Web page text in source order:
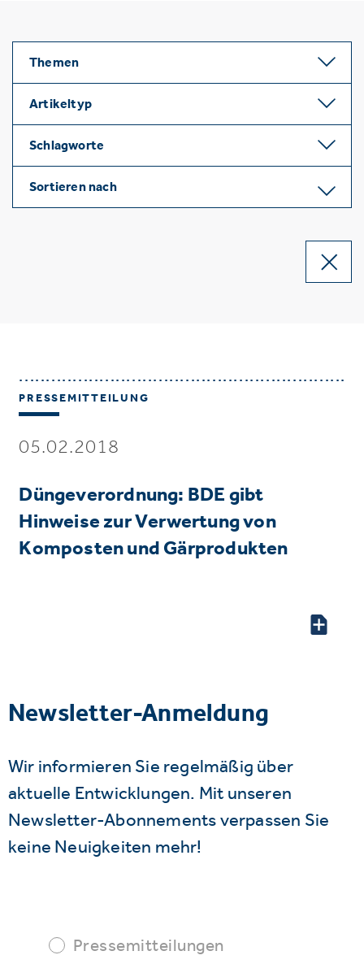
Themen
Artikeltyp
Schlagworte
Sortieren nach
PRESSEMITTEILUNG
05.02.2018
Düngeverordnung: BDE gibt
Hinweise zur Verwertung von
Komposten und Gärprodukten
Newsletter-Anmeldung
Wir informieren Sie regelmäßig über
aktuelle Entwicklungen. Mit unseren
Newsletter-Abonnements verpassen Sie
keine Neuigkeiten mehr!
Pressemitteilungen